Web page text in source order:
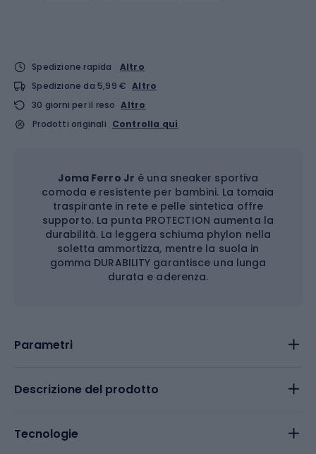
Spedizione rapida
Altro
Spedizione da 5,99 € Altro
30 giorni per il reso Altro
Prodotti originali Controlla qui
Joma Ferro Jr è una sneaker sportiva
comoda e resistente per bambini. La tomaia
traspirante in rete e pelle sintetica offre
supporto. La punta PROTECTION aumenta la
durabilità. La leggera schiuma phylon nella
soletta ammortizza, mentre la suola in
gomma DURABILITY garantisce una lunga
durata e aderenza.
Parametri
Descrizione del prodotto
Tecnologie